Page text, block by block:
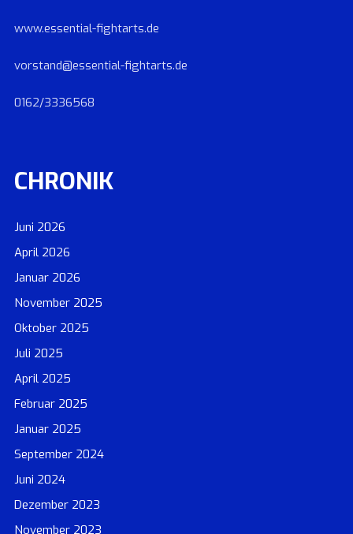
www.essential-fightarts.de
vorstand@essential-fightarts.de
0162/3336568
CHRONIK
Juni 2026
April 2026
Januar 2026
November 2025
Oktober 2025
Juli 2025
April 2025
Februar 2025
Januar 2025
September 2024
Juni 2024
Dezember 2023
November 2023